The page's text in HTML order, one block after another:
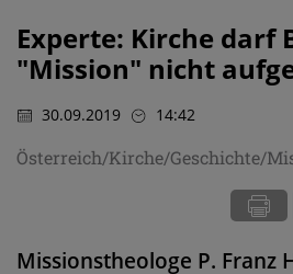
Experte: Kirche darf
"Mission" nicht
30.09.2019 14:42
Österreich/Kirche/Geschichte/
Missionstheologe P. Franz